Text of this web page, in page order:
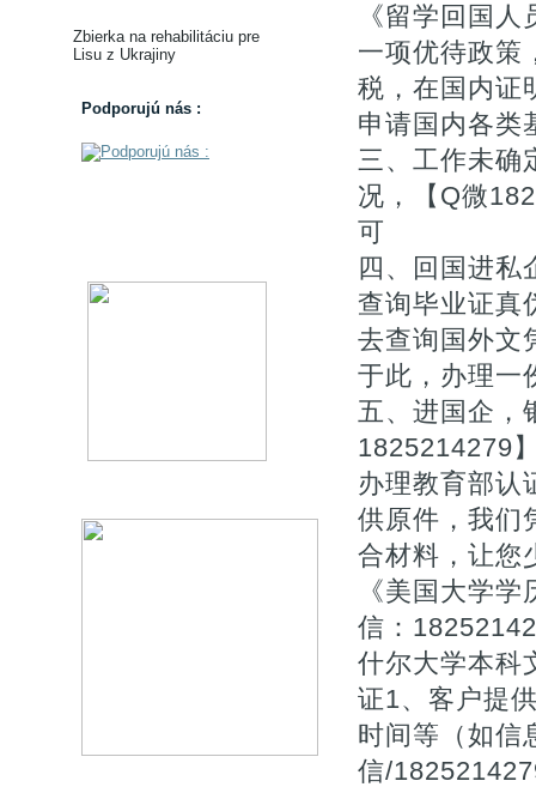
Zbierka na rehabilitáciu pre
Lisu z Ukrajiny
Podporujú nás :
《留学回国
一项优待政策
税，在国内证
申请国内各类
三、工作未确
况，【Q微
可
四、回国进私
查询毕业证真
去查询国外文
于此，办理一
五、进国企，
1825214279
办理教育部认
供原件，我们
合材料，让您
《美国大学
信：
什尔大学本科
证1、客户提
时间等（如信
信/